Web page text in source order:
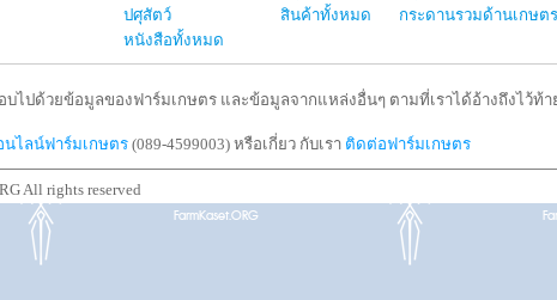
ปศุสัตว์
หนังสือทั้งหมด
สินค้าทั้งหมด
กระดานรวมด้านเกษตร
บไปด้วยข้อมูลของฟาร์มเกษตร และข้อมูลจากแหล่งอื่นๆ ตามที่เราได้อ้างถึงไว้ท้
นไลน์ฟาร์มเกษตร (089-4599003) หรือเกี่ยว กับเรา ติดต่อฟาร์มเกษตร
All rights reserved